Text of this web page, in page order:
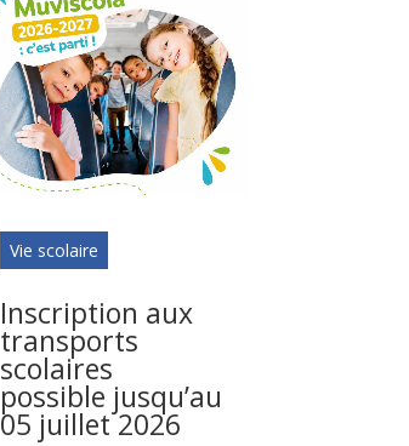
Vie scolaire
Inscription aux
transports
scolaires
possible jusqu’au
05 juillet 2026